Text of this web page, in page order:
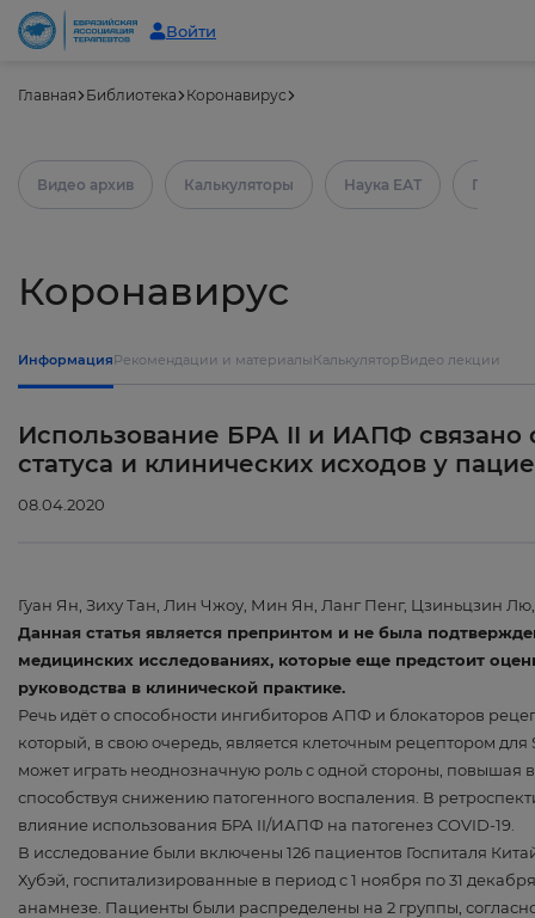
Войти
Главная Библиотека Коронавирус
Видео архив Калькуляторы Наука ЕАТ
Коронавирус
ИнформацияРекомендации и материалыКалькуляторВидео лекции
Использование БРА II и ИАПФ связано
статуса и клинических исходов у
08.04.2020
Гуан Ян, Зиху Тан, Лин Чжоу, Мин Ян, Ланг Пенг, Цзиньцзин
Данная статья является препринтом и не была
медицинских исследованиях, которые еще предстоит
руководства в клинической практике.
Речь идёт о способности ингибиторов АПФ и блокаторов
который, в свою очередь, является клеточным рецептором
может играть неоднозначную роль с одной стороны, повышая
способствуя снижению патогенного воспаления. В
влияние использования БРА II/ИАПФ на патогенез COVID-19.
В исследование были включены 126 пациентов Госпиталя
Хубэй, госпитализированные в период с 1 ноября по 31
анамнезе. Пациенты были распределены на 2 группы,